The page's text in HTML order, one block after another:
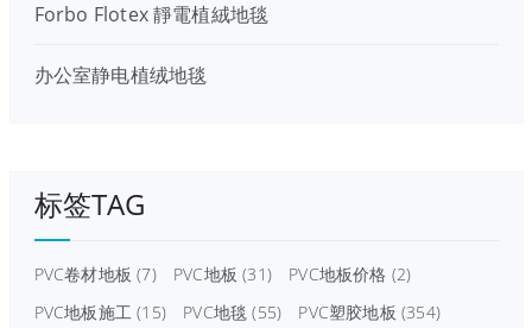
Forbo Flotex 靜電植絨地毯
办公室静电植绒地毯
标签TAG
PVC卷材地板 (7) PVC地板 (31) PVC地板价格 (2)
PVC地板施工(15) PVC地毯 (55) PVC塑胶地板 (354)